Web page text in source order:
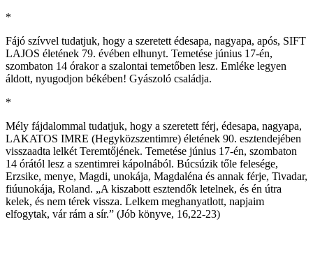
*
Fájó szívvel tudatjuk, hogy a szeretett édesapa, nagyapa, após, SIFT
LAJOS életének 79. évében elhunyt. Temetése június 17-én,
szombaton 14 órakor a szalontai temetőben lesz. Emléke legyen
áldott, nyugodjon békében! Gyászoló családja.
*
Mély fájdalommal tudatjuk, hogy a szeretett férj, édesapa, nagyapa,
LAKATOS IMRE (Hegyközszentimre) életének 90. esztendejében
visszaadta lelkét Teremtőjének. Temetése június 17-én, szombaton
14 órától lesz a szentimrei kápolnából. Búcsúzik tőle felesége,
Erzsike, menye, Magdi, unokája, Magdaléna és annak férje, Tivadar,
fiúunokája, Roland. „A kiszabott esztendők letelnek, és én útra
kelek, és nem térek vissza. Lelkem meghanyatlott, napjaim
elfogytak, vár rám a sír.” (Jób könyve, 16,22-23)